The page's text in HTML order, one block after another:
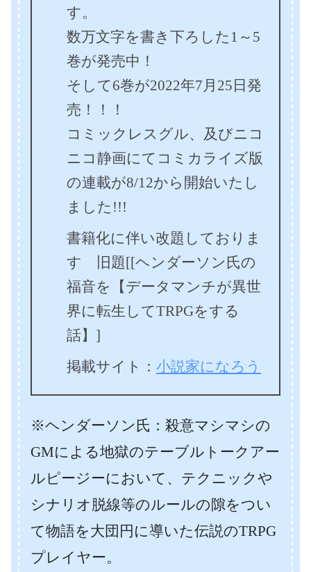
す。
数万文字を書き下ろした1～5
巻が発売中！
そして6巻が2022年7月25日発
売！！！
コミックレスグル、及びニコ
ニコ静画にてコミカライズ版
の連載が8/12から開始いたし
ました!!!
書籍化に伴い改題しておりま
す 旧題[[ヘンダーソン氏の
福音を【データマンチが異世
界に転生してTRPGをする
話】]
掲載サイト： 小説家になろう
※ヘンダーソン氏：殺意マシマシの
GMによる地獄のテーブルトークアー
ルピージーにおいて、テクニックや
シナリオ脱線等のルールの隙をつい
て物語を大団円に導いた伝説のTRPG
プレイヤー。